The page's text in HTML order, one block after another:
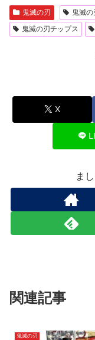
鬼滅の刃 鬼滅の
鬼滅の刃チップス
X
ま
関連記事
鬼滅の刃